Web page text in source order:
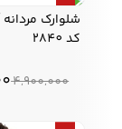
20%
کد 2840
4,900,000